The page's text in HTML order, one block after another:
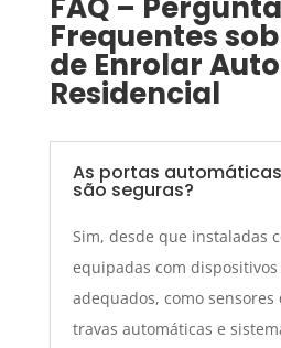
FAQ –
Frequentes
de Enrolar
Residencial
As portas
são seguras?
Sim, desde que instaladas
equipadas com
adequados, como
travas automáticas e